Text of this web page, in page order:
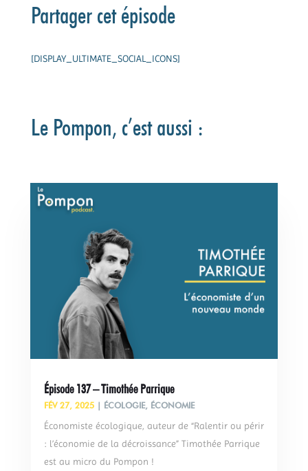
Partager cet épisode
[DISPLAY_ULTIMATE_SOCIAL_ICONS]
Le Pompon, c’est aussi :
Épisode 137 – Timothée Parrique
FÉV 27, 2025| ÉCOLOGIE, ÉCONOMIE
Économiste écologique, auteur de “Ralentir ou périr
: l’économie de la décroissance” Timothée Parrique
est au micro du Pompon !